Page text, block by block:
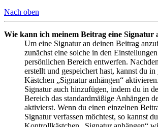
Nach oben
Wie kann ich meinem Beitrag eine Signatur
Um eine Signatur an deinen Beitrag
zunächst eine solche in den
persönlichen Bereich entwerfen.
erstellt und gespeichert hast, kannst du
Kästchen „Signatur anhängen“
Signatur auch hinzufügen, indem du in
Bereich das standardmäßige Anhängen
aktivierst. Wenn du einen einzelnen
Signatur verfassen möchtest, so kannst